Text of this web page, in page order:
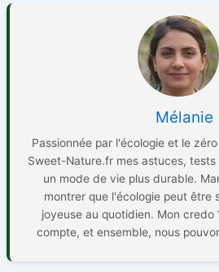
Mélanie
Passionnée par l'écologie et le
Sweet-Nature.fr mes astuces,
un mode de vie plus durable.
montrer que l'écologie peut être
joyeuse au quotidien. Mon credo
compte, et ensemble, nous